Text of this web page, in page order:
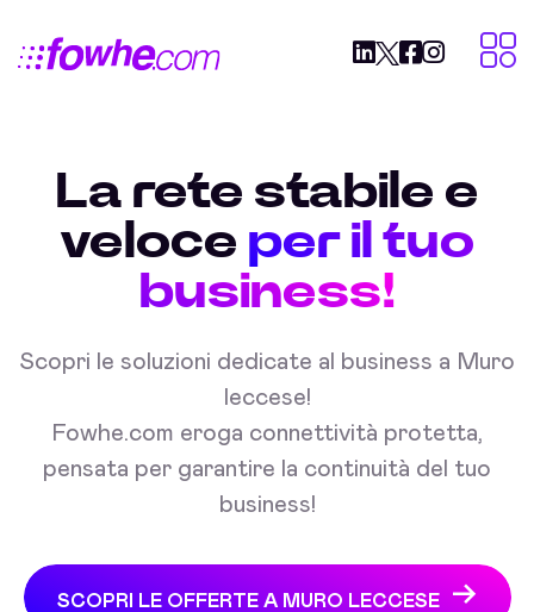
La rete stabile e
veloce per il tuo
business!
Scopri le soluzioni dedicate al business a Muro
leccese!
Fowhe.com eroga connettività protetta,
pensata per garantire la continuità del tuo
business!
SCOPRI LE OFFERTE A MURO LECCESE